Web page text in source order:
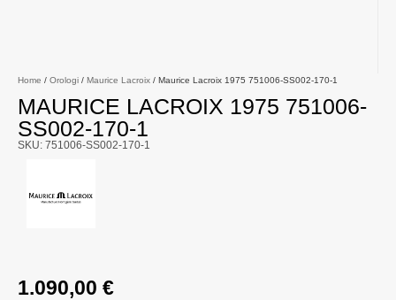
Home / Orologi / Maurice Lacroix / Maurice Lacroix 1975 751006-SS002-170-1
MAURICE LACROIX 1975 751006-
SS002-170-1
SKU: 751006-SS002-170-1
1.090,00 €